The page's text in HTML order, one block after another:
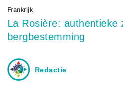
Frankrijk
La Rosière: authentieke
bergbestemming
Redactie